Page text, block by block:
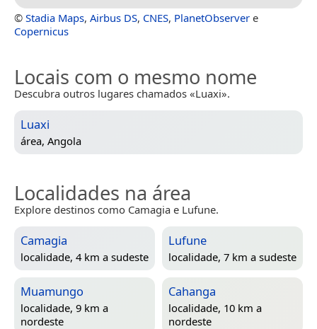
© Stadia Maps, Airbus DS, CNES, PlanetObserver e
Copernicus
Locais com o mesmo nome
Descubra outros lugares chamados «Luaxi».
Luaxi
área, Angola
Localidades na área
Explore destinos como Camagia e Lufune.
Camagia
localidade, 4 km a sudeste
Lufune
localidade, 7 km a sudeste
Muamungo
localidade, 9 km a
nordeste
Cahanga
localidade, 10 km a
nordeste